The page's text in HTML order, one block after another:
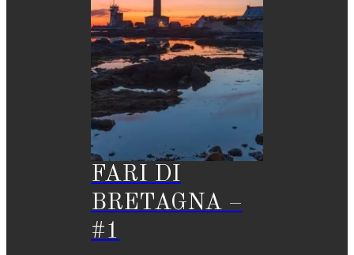
FARI DI
BRETAGNA –
#1